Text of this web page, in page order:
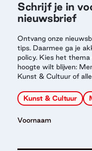
Schrijf je in
nieuwsbrief
Ontvang onze
tips. Daarmee ga je
policy. Kies het thema
hoogte wilt blijven:
Kunst & Cultuur of
Kunst & Cultuur
Voornaam